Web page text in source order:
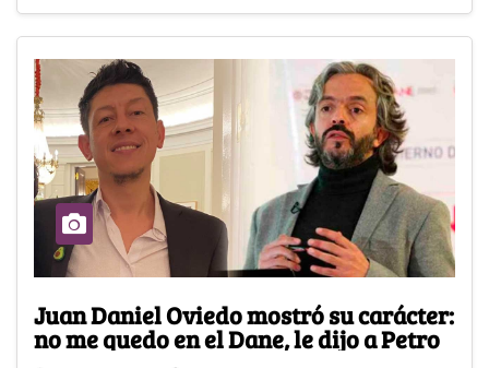
Juan Daniel Oviedo mostró su carácter:
no me quedo en el Dane, le dijo a Petro